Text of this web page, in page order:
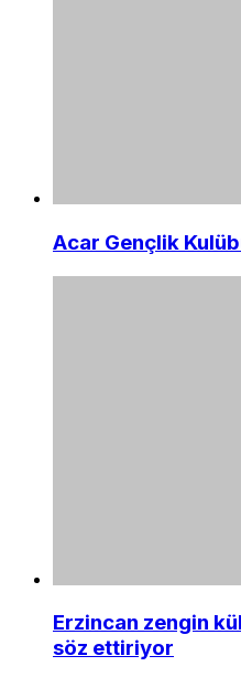
Acar Gençlik
Erzincan zengin
söz ettiriyor